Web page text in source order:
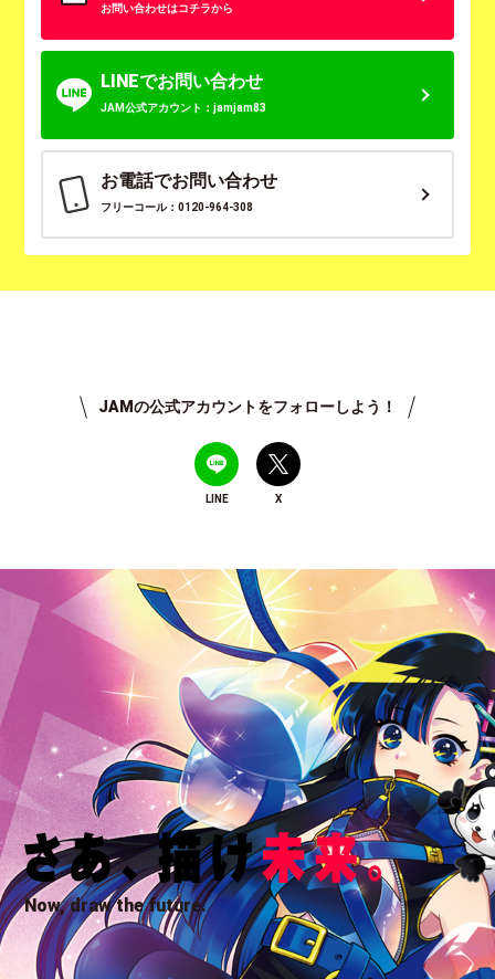
お問い合わせはコチラから
LINEでお問い合わせ
JAM公式アカウント：jamjam83
お電話でお問い合わせ
フリーコール：0120-964-308
JAMの公式アカウントをフォローしよう！
LINE X
Now, draw the future.